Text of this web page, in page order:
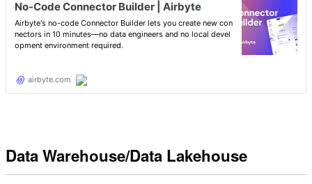
Data Warehouse/Data Lakehouse